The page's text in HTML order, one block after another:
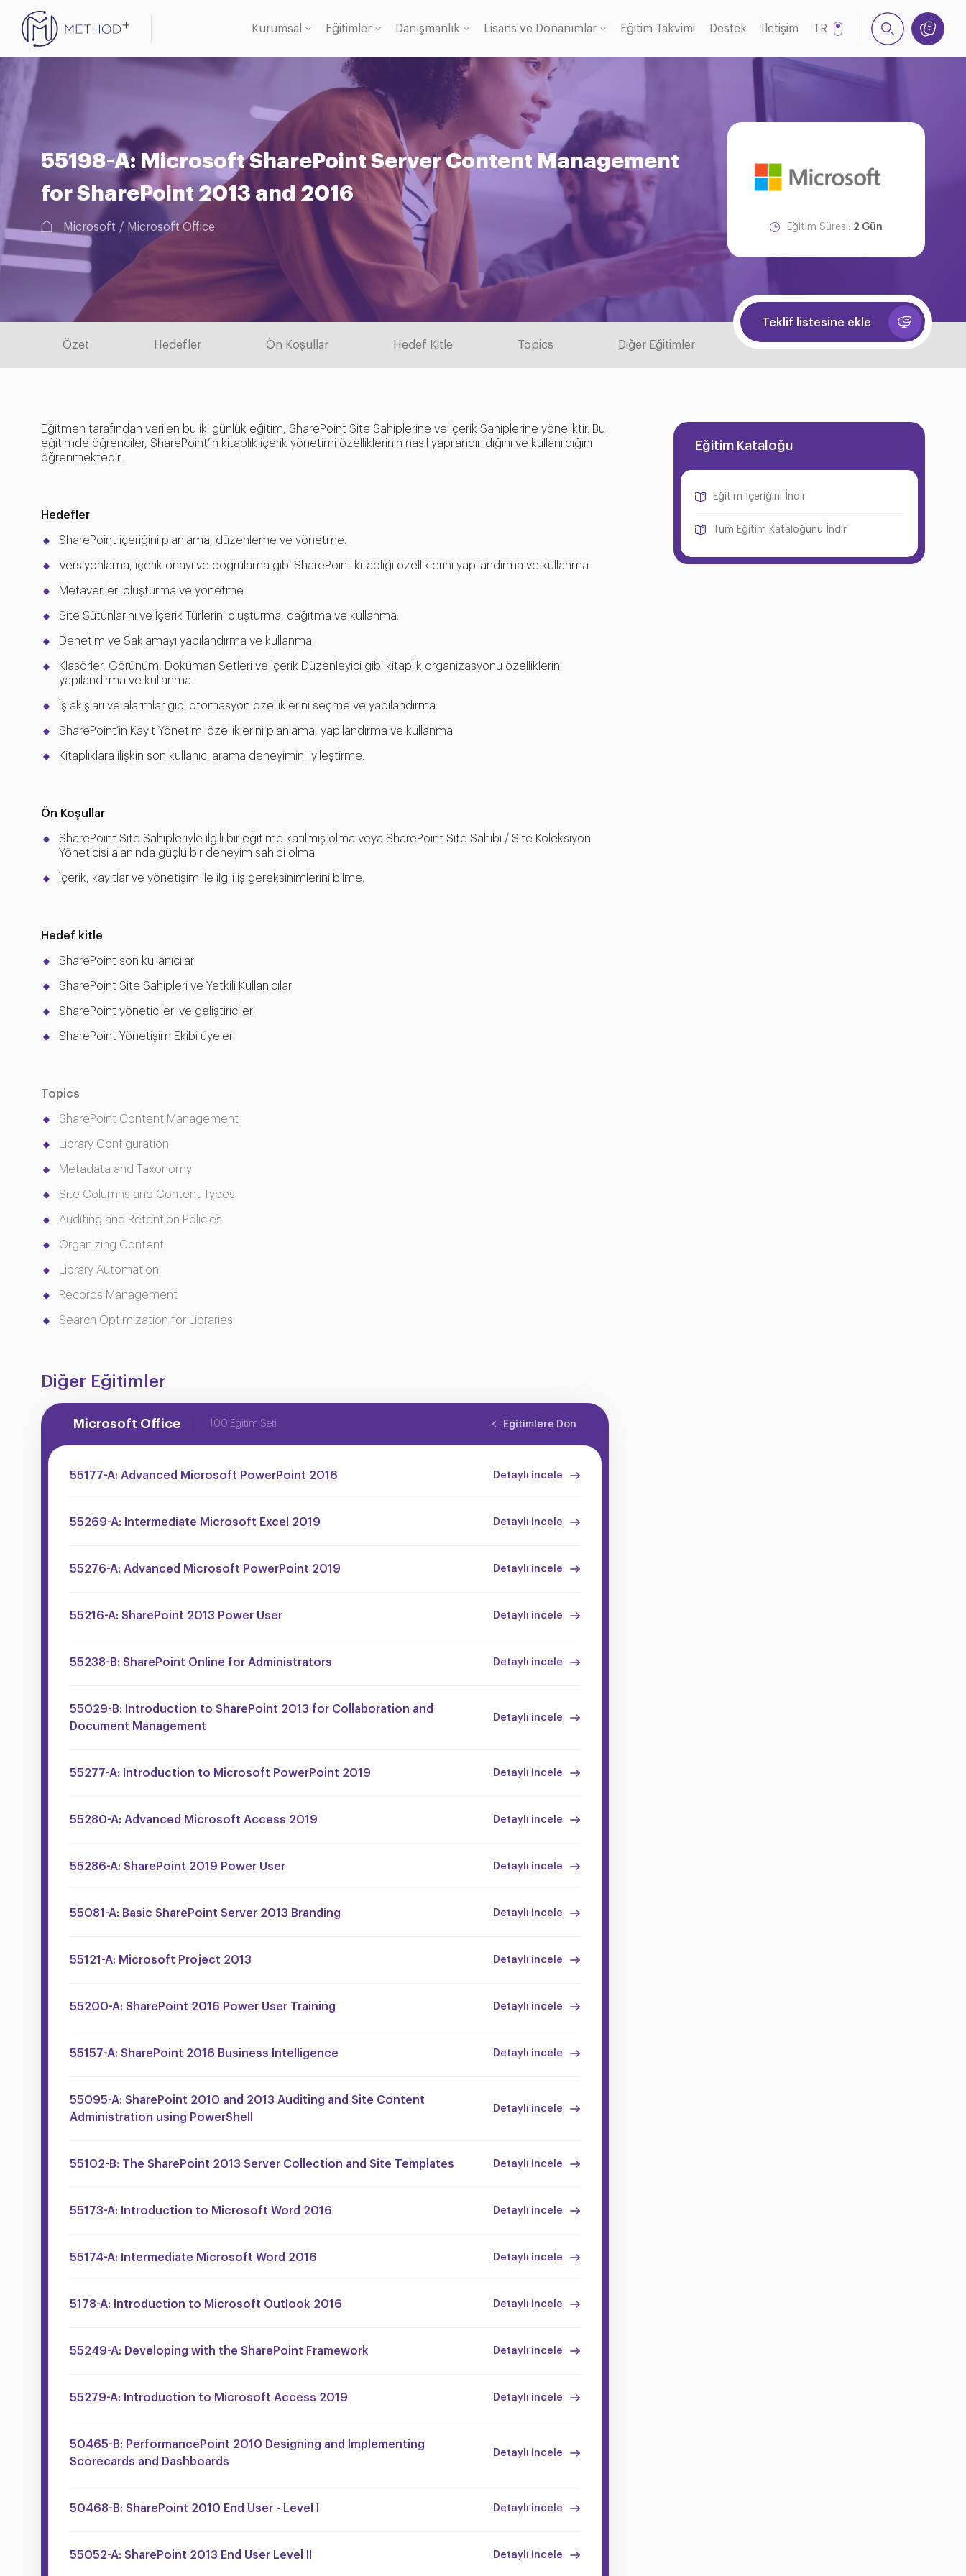
Kurumsal Eğitimler Danışmanlık Lisans ve Donanımlar
Oracle Lisans
Eğitim Takvimi Destek İletişim
TR
55198-A: Microsoft SharePoint Server Content Management
for SharePoint 2013 and 2016
Microsoft Microsoft Office Eğitim Süresi: 2 Gün
Teklif listesine ekle
Özet
Hedefler Ön Koşullar Hedef Kitle Topics Diğer Eğitimler
Eğitmen tarafından verilen bu iki günlük eğitim, SharePoint Site Sahiplerine ve İçerik Sahiplerine yöneliktir. Bu
eğitimde öğrenciler, SharePoint’in kitaplık içerik yönetimi özelliklerinin nasıl yapılandırıldığını ve kullanıldığını
öğrenmektedir.
Hedefler
SharePoint içeriğini planlama, düzenleme ve yönetme.
Versiyonlama, içerik onayı ve doğrulama gibi SharePoint kitaplığı özelliklerini yapılandırma ve kullanma.
Metaverileri oluşturma ve yönetme.
Site Sütunlarını ve İçerik Türlerini oluşturma, dağıtma ve kullanma.
Denetim ve Saklamayı yapılandırma ve kullanma.
Klasörler, Görünüm, Doküman Setleri ve İçerik Düzenleyici gibi kitaplık organizasyonu özelliklerini
yapılandırma ve kullanma.
İş akışları ve alarmlar gibi otomasyon özelliklerini seçme ve yapılandırma.
SharePoint’in Kayıt Yönetimi özelliklerini planlama, yapılandırma ve kullanma.
Kitaplıklara ilişkin son kullanıcı arama deneyimini iyileştirme.
Ön Koşullar
SharePoint Site Sahipleriyle ilgili bir eğitime katılmış olma veya SharePoint Site Sahibi / Site Koleksiyon
Yöneticisi alanında güçlü bir deneyim sahibi olma.
İçerik, kayıtlar ve yönetişim ile ilgili iş gereksinimlerini bilme.
Hedef kitle
SharePoint son kullanıcıları
SharePoint Site Sahipleri ve Yetkili Kullanıcıları
SharePoint yöneticileri ve geliştiricileri
SharePoint Yönetişim Ekibi üyeleri
Topics
SharePoint Content Management
Library Configuration
Metadata and Taxonomy
Site Columns and Content Types
Auditing and Retention Policies
Organizing Content
Library Automation
Records Management
Search Optimization for Libraries
Diğer Eğitimler
Microsoft Office 100 Eğitim Seti Eğitimlere Dön
55177-A: Advanced Microsoft PowerPoint 2016 Detaylı incele
55269-A: Intermediate Microsoft Excel 2019 Detaylı incele
55276-A: Advanced Microsoft PowerPoint 2019 Detaylı incele
55216-A: SharePoint 2013 Power User Detaylı incele
55238-B: SharePoint Online for Administrators Detaylı incele
55029-B: Introduction to SharePoint 2013 for Collaboration and
Document Management
Detaylı incele
55277-A: Introduction to Microsoft PowerPoint 2019 Detaylı incele
55280-A: Advanced Microsoft Access 2019 Detaylı incele
55286-A: SharePoint 2019 Power User Detaylı incele
55081-A: Basic SharePoint Server 2013 Branding Detaylı incele
55121-A: Microsoft Project 2013 Detaylı incele
55200-A: SharePoint 2016 Power User Training Detaylı incele
55157-A: SharePoint 2016 Business Intelligence Detaylı incele
55095-A: SharePoint 2010 and 2013 Auditing and Site Content
Administration using PowerShell
Detaylı incele
55102-B: The SharePoint 2013 Server Collection and Site Templates Detaylı incele
55173-A: Introduction to Microsoft Word 2016 Detaylı incele
55174-A: Intermediate Microsoft Word 2016 Detaylı incele
5178-A: Introduction to Microsoft Outlook 2016 Detaylı incele
55249-A: Developing with the SharePoint Framework Detaylı incele
55279-A: Introduction to Microsoft Access 2019 Detaylı incele
50465-B: PerformancePoint 2010 Designing and Implementing
Scorecards and Dashboards
Detaylı incele
50468-B: SharePoint 2010 End User - Level I Detaylı incele
55052-A: SharePoint 2013 End User Level II Detaylı incele
Eğitim Kataloğu
Eğitim İçeriğini İndir
Tüm Eğitim Kataloğunu İndir